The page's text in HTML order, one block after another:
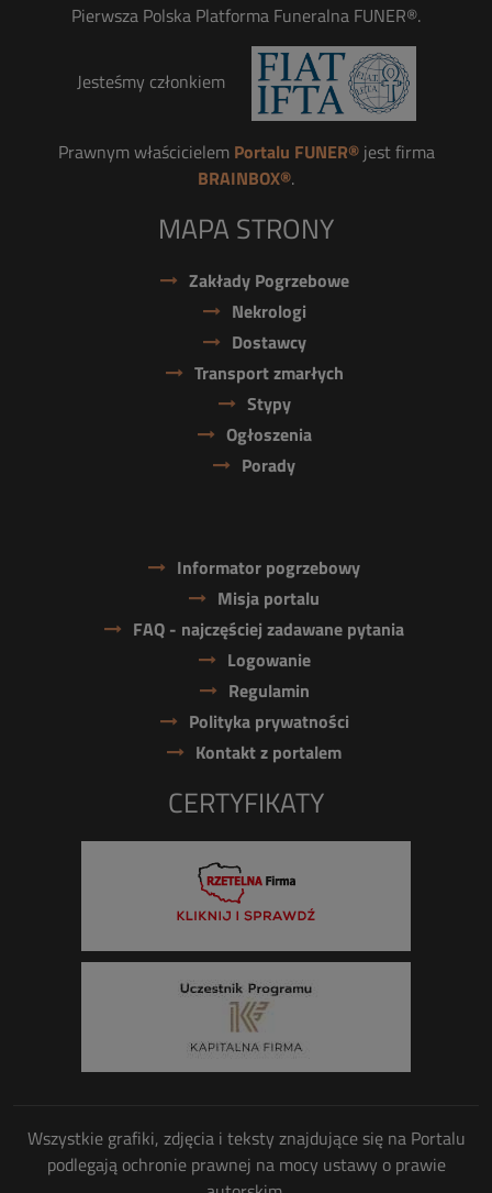
Pierwsza Polska Platforma Funeralna FUNER®.
Jesteśmy członkiem
Prawnym właścicielem Portalu FUNER®jest firma
BRAINBOX®.
MAPA STRONY
Zakłady Pogrzebowe
Nekrologi
Dostawcy
Transport zmarłych
Stypy
Ogłoszenia
Porady
Informator pogrzebowy
Misja portalu
FAQ - najczęściej zadawane pytania
Logowanie
Regulamin
Polityka prywatności
Kontakt z portalem
CERTYFIKATY
Wszystkie grafiki, zdjęcia i teksty znajdujące się na Portalu
podlegają ochronie prawnej na mocy ustawy o prawie